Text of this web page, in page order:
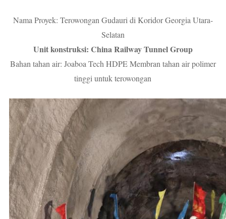
Nama Proyek: Terowongan Gudauri di Koridor Georgia Utara-
Selatan
Unit konstruksi: China Railway Tunnel Group
Bahan tahan air: Joaboa Tech HDPE Membran tahan air polimer
tinggi untuk terowongan